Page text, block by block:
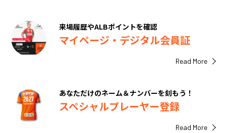
来場履歴やALBポイントを確認
マイページ・デジタル会員証
Read More
あなただけのネーム＆ナンバーを刻もう！
スペシャルプレーヤー登録
Read More